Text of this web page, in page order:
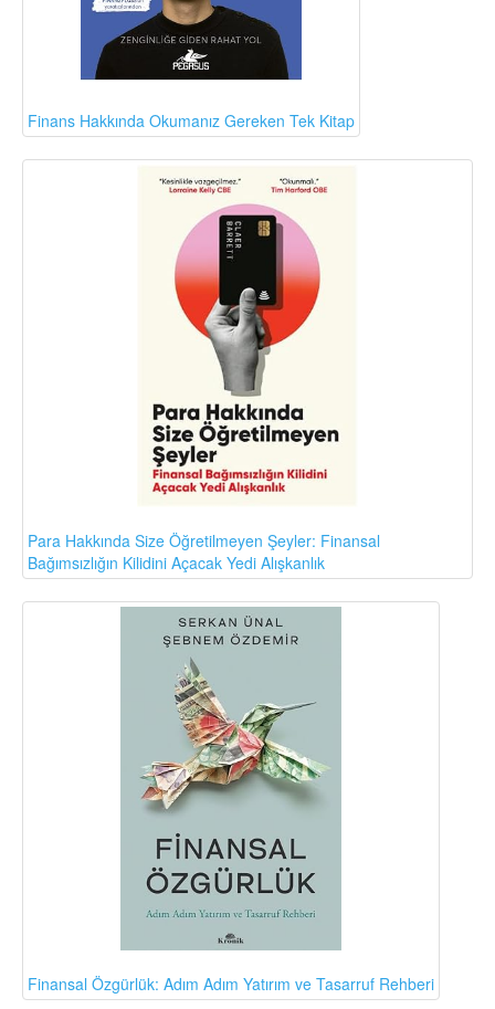
Finans Hakkında Okumanız Gereken Tek Kitap
Para Hakkında Size Öğretilmeyen Şeyler: Finansal
Bağımsızlığın Kilidini Açacak Yedi Alışkanlık
Finansal Özgürlük: Adım Adım Yatırım ve Tasarruf Rehberi